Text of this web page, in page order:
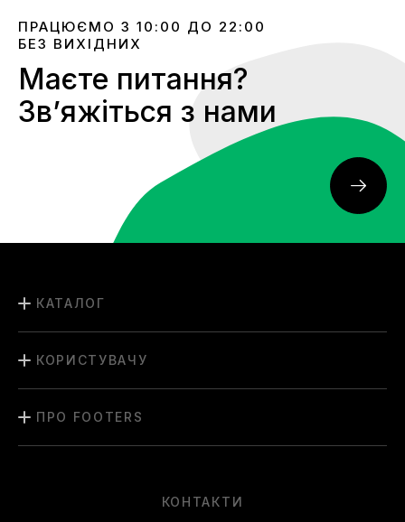
ПРАЦЮЄМО З 10:00 ДО 22:00
БЕЗ ВИХІДНИХ
Маєте питання?
Звʼяжіться з нами
КАТАЛОГ
КОРИСТУВАЧУ
ПРО FOOTERS
КОНТАКТИ